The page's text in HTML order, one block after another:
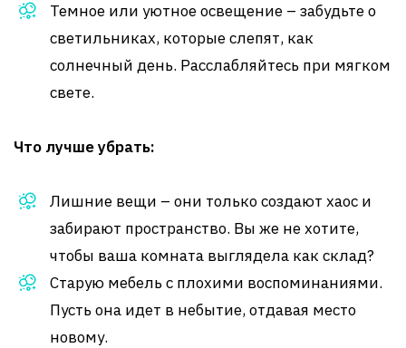
Темное или уютное освещение – забудьте о
светильниках, которые слепят, как
солнечный день. Расслабляйтесь при мягком
свете.
Что лучше убрать:
Лишние вещи – они только создают хаос и
забирают пространство. Вы же не хотите,
чтобы ваша комната выглядела как склад?
Старую мебель с плохими воспоминаниями.
Пусть она идет в небытие, отдавая место
новому.